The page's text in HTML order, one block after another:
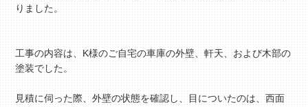
りました。
工事の内容は、K様のご自宅の車庫の外壁、軒天、および木部の
塗装でした。
見積に伺った際、外壁の状態を確認し、目についたのは、西面